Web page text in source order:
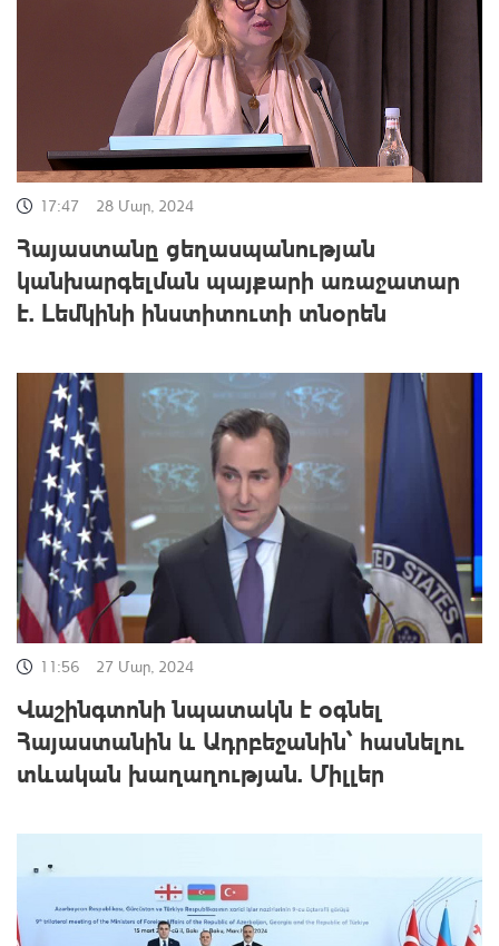
17:47 28 Մար, 2024
Հայաստանը ցեղասպանության
կանխարգելման պայքարի առաջատար
է. Լեմկինի ինստիտուտի տնօրեն
11:56 27 Մար, 2024
Վաշինգտոնի նպատակն է օգնել
Հայաստանին և Ադրբեջանին՝ հասնելու
տևական խաղաղության. Միլլեր